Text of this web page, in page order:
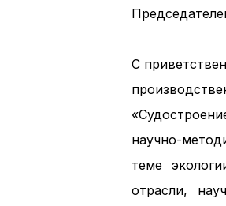
С
научно-
теме
отрасли,